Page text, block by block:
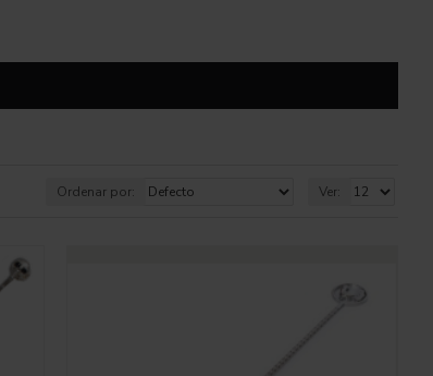
Ordenar por: Ver: